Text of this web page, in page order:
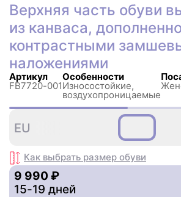
Верхняя часть обуви
из канваса,
контрастными
наложениями
Артикул
FB7720-001
Особенности
Износостойкие,
воздухопроницаемые
EU
Как выбрать размер обуви
9 990 ₽
15-19 дней